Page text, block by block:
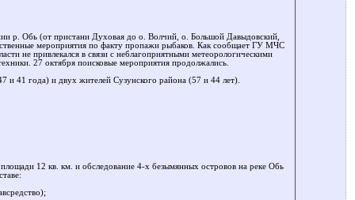
р. Обь (от пристани Духовая до о. Волчий, о. Большой Давыдовский,
мероприятия по факту пропажи рыбаков. Как сообщает ГУ МЧС
не привлекался в связи с неблагоприятными метеорологическими
27 октября поисковые мероприятия продолжались.
41 года) и двух жителей Сузунского района (57 и 44 лет).
12 кв. км. и обследование 4-х безымянных островов на реке Обь